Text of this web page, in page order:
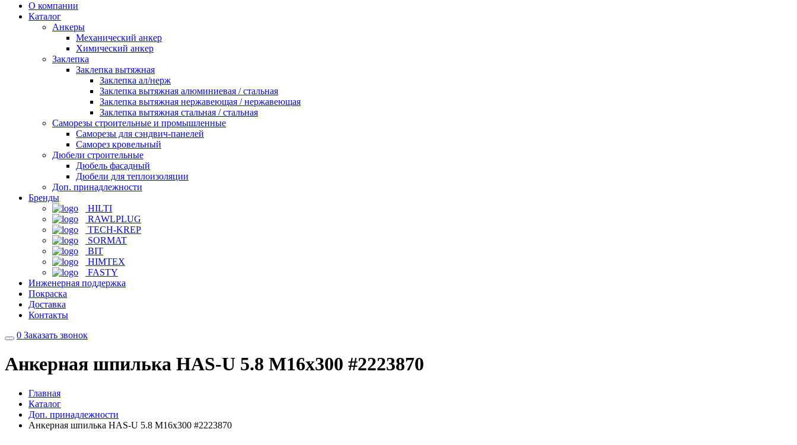
О компании
Каталог
Анкеры
Механический анкер
Химический анкер
Заклепка
Заклепка вытяжная
Заклепка ал/нерж
Заклепка вытяжная алюминиевая / стальная
Заклепка вытяжная нержавеющая / нержавеющая
Заклепка вытяжная стальная / стальная
Саморезы строительные и промышленные
Саморезы для сэндвич-панелей
Саморез кровельный
Дюбели строительные
Дюбель фасадный
Дюбели для теплоизоляции
Доп. принадлежности
Бренды
HILTI
RAWLPLUG
TECH-KREP
SORMAT
BIT
HIMTEX
FASTY
Инженерная поддержка
Покраска
Доставка
Контакты
0 Заказать звонок
Анкерная шпилька HAS-U 5.8 M16x300 #2223870
Главная
Каталог
Доп. принадлежности
Анкерная шпилька HAS-U 5.8 M16x300 #2223870